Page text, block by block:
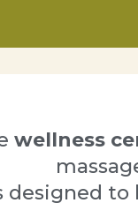
wellness
to